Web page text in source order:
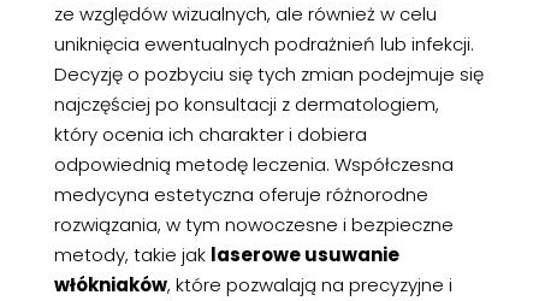
ze względów wizualnych, ale również w celu
uniknięcia ewentualnych podrażnień lub infekcji.
Decyzję o pozbyciu się tych zmian podejmuje się
najczęściej po konsultacji z dermatologiem,
który ocenia ich charakter i dobiera
odpowiednią metodę leczenia. Współczesna
medycyna estetyczna oferuje różnorodne
rozwiązania, w tym nowoczesne i bezpieczne
metody, takie jak laserowe usuwanie
włókniaków, które pozwalają na precyzyjne i